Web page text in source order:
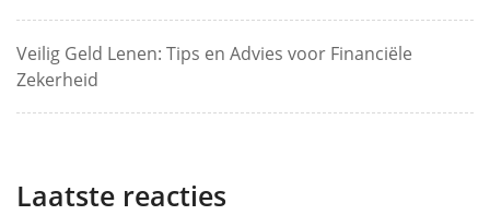
Veilig Geld Lenen: Tips en Advies voor Financiële
Zekerheid
Laatste reacties